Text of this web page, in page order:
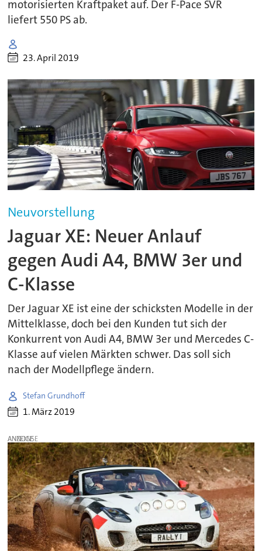
motorisierten Kraftpaket auf. Der F-Pace SVR
liefert 550 PS ab.
23. April 2019
Neuvorstellung
Jaguar XE: Neuer Anlauf
gegen Audi A4, BMW 3er und
C-Klasse
Der Jaguar XE ist eine der schicksten Modelle in der
Mittelklasse, doch bei den Kunden tut sich der
Konkurrent von Audi A4, BMW 3er und Mercedes C-
Klasse auf vielen Märkten schwer. Das soll sich
nach der Modellpflege ändern.
Stefan Grundhoff
1. März 2019
ANZEIGE